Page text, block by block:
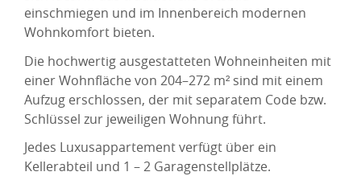
einschmiegen und im Innenbereich modernen
Wohnkomfort bieten.
Die hochwertig ausgestatteten Wohneinheiten mit
einer Wohnfläche von 204–272 m² sind mit einem
Aufzug erschlossen, der mit separatem Code bzw.
Schlüssel zur jeweiligen Wohnung führt.
Jedes Luxusappartement verfügt über ein
Kellerabteil und 1 – 2 Garagenstellplätze.